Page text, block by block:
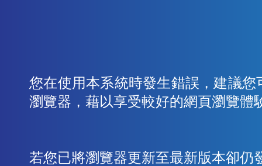
您在使用本系統時發生錯誤，建議
瀏覽器，藉以享受較好的網頁瀏覽體
若您已將瀏覽器更新至最新版本卻